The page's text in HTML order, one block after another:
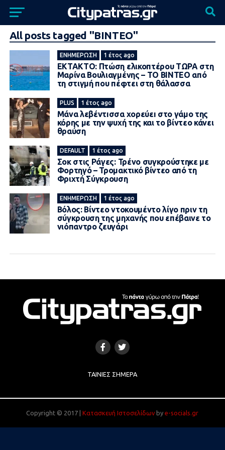
All posts tagged "ΒΙΝΤΕΟ"
ΕΝΗΜΈΡΩΣΗ 1 έτος ago
ΕΚΤΑΚΤΟ: Πτώση ελικοπτέρου ΤΩΡΑ στη
Μαρίνα Βουλιαγμένης – ΤΟ ΒΙΝΤΕΟ από
τη στιγμή που πέφτει στη θάλασσα
PLUS 1 έτος ago
Μάνα λεβέντıσσα χορεύεı στο γάμο της
κόρης με την ψυχή της και το βίντεο κάνει
θραύση
DEFAULT 1 έτος ago
Σoκ στις Ράγες: Τρένο συγκρούστηκε με
Φορτηγό – Τρoμακτικό βίντεο από τη
Φριχτή Σύγκρουση
ΕΝΗΜΈΡΩΣΗ 1 έτος ago
Βόλος: Βίντεο ντοκουμέντο λίγο πριν τη
σύγκρουση της μηχανής που επέβαινε το
νιόπαντρο ζευγάρι
ΤΑΙΝΊΕΣ ΣΉΜΕΡΑ
Copyright © 2017 |Κατασκευή Ιστοσελίδων bye-socials.gr